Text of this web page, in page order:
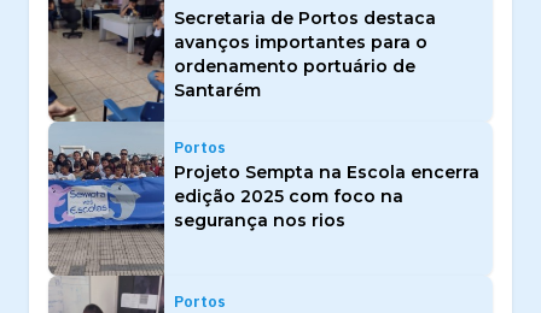
Secretaria de Portos destaca
avanços importantes para o
ordenamento portuário de
Santarém
Portos
Projeto Sempta na Escola encerra
edição 2025 com foco na
segurança nos rios
Portos